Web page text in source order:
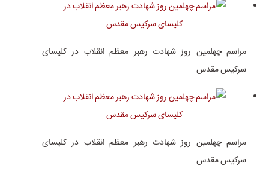
مراسم چهلمین روز شهادت رهبر معظم انقلاب در کلیسای
سرکیس مقدس
مراسم چهلمین روز شهادت رهبر معظم انقلاب در کلیسای
سرکیس مقدس